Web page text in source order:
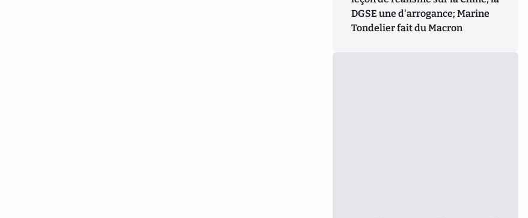
DGSE une d'arrogance; Marine
Tondelier fait du Macron